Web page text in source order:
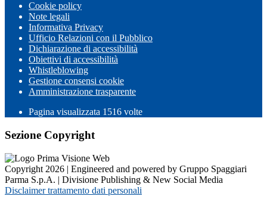
Cookie policy
Note legali
Informativa Privacy
Ufficio Relazioni con il Pubblico
Dichiarazione di accessibilità
Obiettivi di accessibilità
Whistleblowing
Gestione consensi cookie
Amministrazione trasparente
Pagina visualizzata 1516 volte
Sezione Copyright
Copyright 2026 | Engineered and powered by Gruppo Spaggiari
Parma S.p.A. | Divisione Publishing & New Social Media
Disclaimer trattamento dati personali